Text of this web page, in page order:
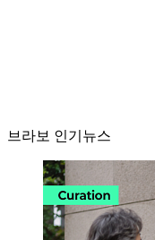
브라보 인기뉴스